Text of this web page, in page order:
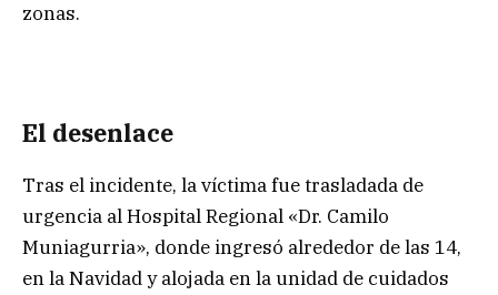
zonas.
El desenlace
Tras el incidente, la víctima fue trasladada de
urgencia al Hospital Regional «Dr. Camilo
Muniagurria», donde ingresó alrededor de las 14,
en la Navidad y alojada en la unidad de cuidados